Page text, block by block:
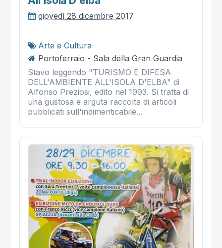
giovedì 28 dicembre 2017
Arte e Cultura
Portoferraio - Sala della Gran Guardia
Stavo leggendo "TURISMO E DIFESA
DELL'AMBIENTE ALL'ISOLA D'ELBA" di
Alfonso Preziosi, edito nel 1993. Si tratta di
una gustosa e arguta raccolta di articoli
pubblicati sull'indimenticabile...